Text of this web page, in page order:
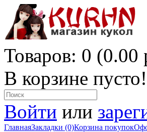
Товаров: 0 (0.00
В корзине пусто!
Войти или
ГлавнаяЗакладки (0)Корзина покупок